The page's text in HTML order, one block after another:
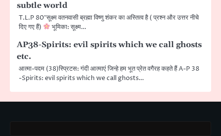
subtle world
T.L.P 80″सूक्ष्म वतनवासी ब्रह्मा विष्णु शंकर का अस्तित्व है ( प्रश्न और उत्तर नीचे
दिए गए हैं)
भूमिका: सूक्ष्म…
AP38-Spirits: evil spirits which we call ghosts
etc.
आत्मा-पदम (38)स्प्रिटस: गंदी आत्माएं जिन्हे हम भूत प्रेत वगैरह कहते हैं A-P 38
-Spirits: evil spirits which we call ghosts…